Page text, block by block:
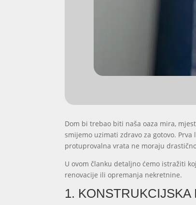
Dom bi trebao biti naša oaza mira,
smijemo uzimati zdravo za gotovo.
protuprovalna vrata ne moraju
U ovom članku detaljno ćemo istražiti
renovacije ili opremanja nekretnine.
1.